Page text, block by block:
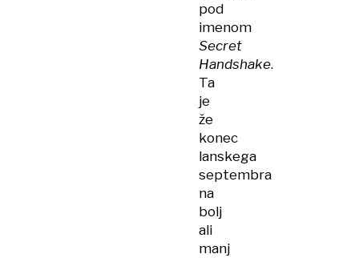
pod
imenom
Secret
Handshake.
Ta
je
že
konec
lanskega
septembra
na
bolj
ali
manj